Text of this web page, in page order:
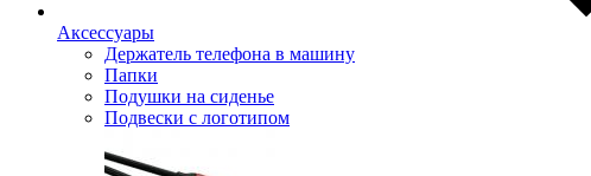
Аксессуары
Держатель телефона в машину
Папки
Подушки на сиденье
Подвески с логотипом